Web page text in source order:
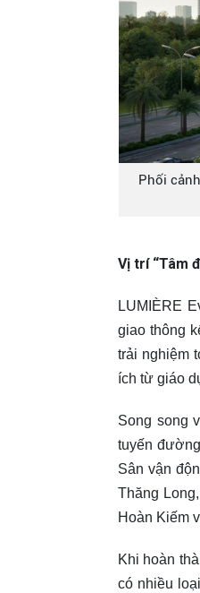
Phối
Vị trí “Tâm
LUMIÈRE
giao thông
trải nghiệm
ích từ giáo
Song song
tuyến
Sân vận
Thăng
Hoàn Kiếm
Khi hoàn
có nhiều